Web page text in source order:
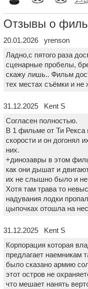
Отзывы о
20.01.2026 yrenson
Ладно,с пятого раза
сценарные пробелы,
скажу лишь.. Фильм
тех местах съёмки и не
31.12.2025 Kent S
Согласен полностью.
В 1 фильме от Ти Рекса
скорости и он догонял
них.
+динозавры в этом
как они дышат и
их не слышно было и не
Хотя там трава то
надувания лодки
цыпочках отошла на
31.12.2025 Kent S
Корпорация которая
предлагает наемникам
было сказано армию
этот остров не
что мешает нанять